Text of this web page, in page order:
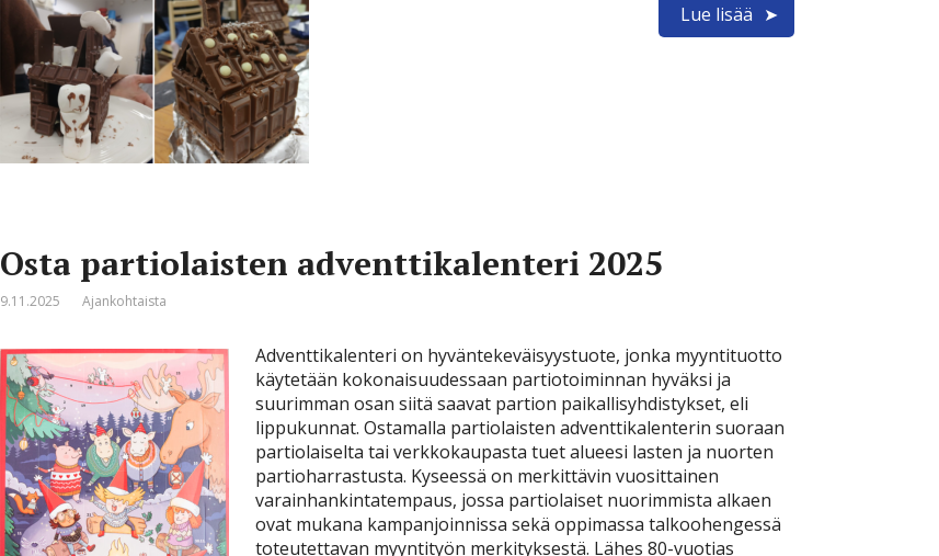
Lue lisää
Osta partiolaisten adventtikalenteri 2025
9.11.2025 Ajankohtaista
Adventtikalenteri on hyväntekeväisyystuote, jonka myyntituotto
käytetään kokonaisuudessaan partiotoiminnan hyväksi ja
suurimman osan siitä saavat partion paikallisyhdistykset, eli
lippukunnat. Ostamalla partiolaisten adventtikalenterin suoraan
partiolaiselta tai verkkokaupasta tuet alueesi lasten ja nuorten
partioharrastusta. Kyseessä on merkittävin vuosittainen
varainhankintatempaus, jossa partiolaiset nuorimmista alkaen
ovat mukana kampanjoinnissa sekä oppimassa talkoohengessä
toteutettavan myyntityön merkityksestä. Lähes 80-vuotias